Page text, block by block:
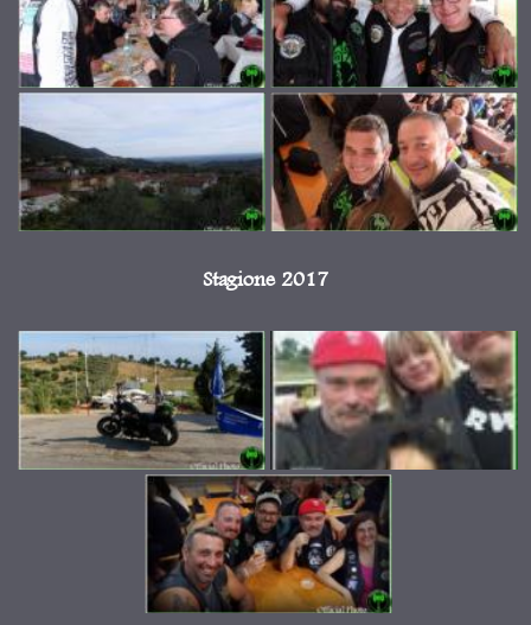
Stagione 2017